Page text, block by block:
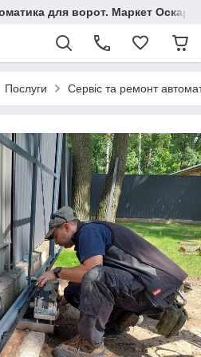
для ворот. Маркет Оскар.
Послуги Сервіс та ремонт